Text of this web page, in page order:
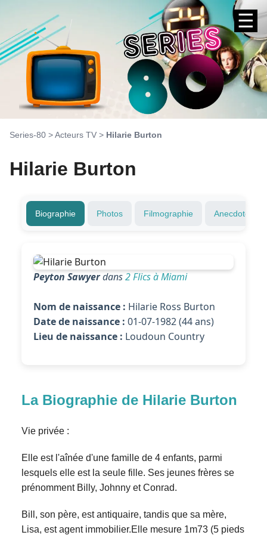
☰
Series-80 >Acteurs TV > Hilarie Burton
Hilarie Burton
Biographie Photos Filmographie Anecdotes
Peyton Sawyerdans2 Flics à Miami
Nom de naissance : Hilarie Ross Burton
Date de naissance : 01-07-1982 (44 ans)
Lieu de naissance : Loudoun Country
La Biographie de Hilarie Burton
Vie privée :
Elle est l'aînée d'une famille de 4 enfants, parmi
lesquels elle est la seule fille. Ses jeunes frères se
prénomment Billy, Johnny et Conrad.
Bill, son père, est antiquaire, tandis que sa mère,
Lisa, est agent immobilier.Elle mesure 1m73 (5 pieds